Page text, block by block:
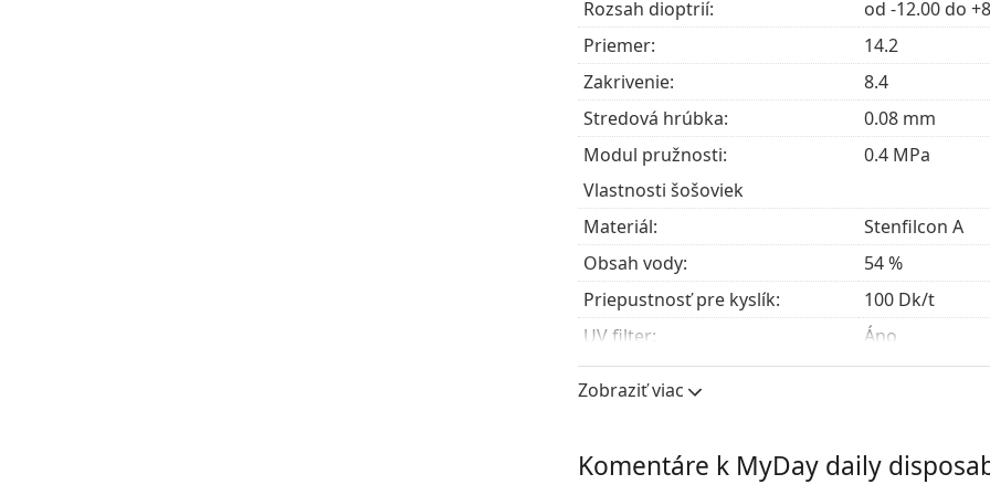
Často kladené otázky
Ako dlho môžete nosiť MyDay daily
Môžete spať v MyDay daily disposable?
Aký je rozdiel medzi balením 30 kusov a
Iné jednodenné silikón-
DAILIES Total 1
Rozsah dioptrií:
od -12.00 do
Priemer:
14.2
Zakrivenie:
8.4
Stredová hrúbka:
0.08 mm
Modul pružnosti:
0.4 MPa
Vlastnosti šošoviek
Materiál:
Stenfilcon A
Obsah vody:
54 %
Priepustnosť pre kyslík:
100 Dk/t
UV filter:
Áno
Silikón-hydrogélové:
Áno
Zafarbenie pre manipuláciu:
Áno
Zobraziť viac
Komentáre k MyDay daily